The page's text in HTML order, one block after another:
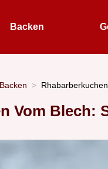
Backen
Backen
Vom Blech: